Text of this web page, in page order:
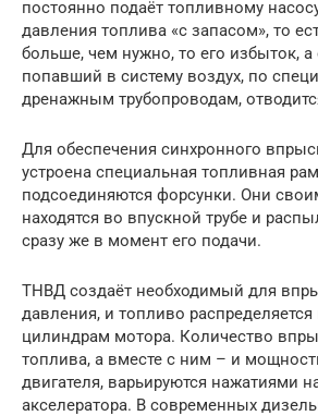
постоянно подаёт топливному
давления топлива «с запасом», то
больше, чем нужно, то его избыток,
попавший в систему воздух, по
дренажным трубопроводам,
Для обеспечения синхронного
устроена специальная топливная
подсоединяются форсунки. Они
находятся во впускной трубе и
сразу же в момент его подачи.
ТНВД создаёт необходимый для
давления, и топливо
цилиндрам мотора. Количество
топлива, а вместе с ним – и
двигателя, варьируются нажатиями
акселератора. В современных